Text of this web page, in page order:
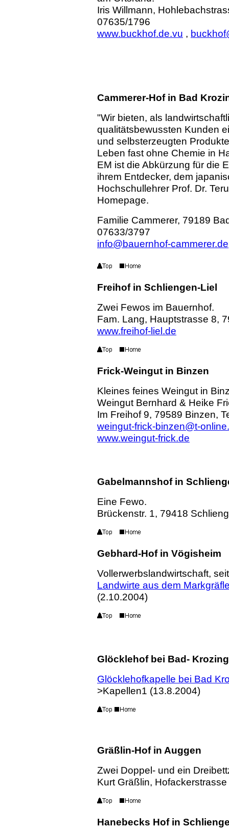
Iris Willmann,
07635/1796
www.buckhof.de.vu ,
Cammerer-Hof in Bad
"Wir bieten, als
qualitätsbewussten Kunden
und selbsterzeugten
Leben fast ohne Chemie in
EM ist die Abkürzung für die
ihrem Entdecker, dem
Hochschullehrer Prof. Dr.
Homepage.
Familie Cammerer, 79189
07633/3797
info@bauernhof-cammerer.de
Freihof in Schliengen-Liel
Zwei Fewos im Bauernhof.
Fam. Lang, Hauptstrasse 8,
www.freihof-liel.de
Frick-Weingut in Binzen
Kleines feines Weingut in
Weingut Bernhard & Heike
Im Freihof 9, 79589 Binzen,
weingut-frick-binzen@t-
www.weingut-frick.de
Gabelmannshof in
Eine Fewo.
Brückenstr. 1, 79418
Gebhard-Hof in Vögisheim
Vollerwerbslandwirtschaft,
Landwirte aus dem
(2.10.2004)
Glöcklehof bei Bad-
Glöcklehofkapelle bei Bad
>Kapellen1 (13.8.2004)
Gräßlin-Hof in Auggen
Zwei Doppel- und ein
Kurt Gräßlin,
Hanebecks Hof in